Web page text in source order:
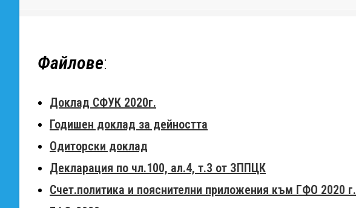
Файлове:
Доклад СФУК 2020г.
Годишен доклад за дейността
Одиторски доклад
Декларация по чл.100, ал.4, т.3 от ЗППЦК
Счет.политика и пояснителни приложения към ГФО 2020 г.